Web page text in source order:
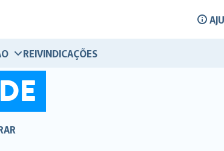
REIVINDICAÇÕES